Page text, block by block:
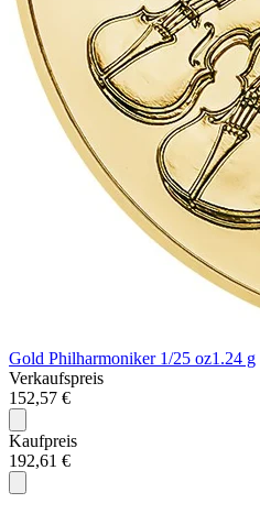
Gold Philharmoniker 1/25 oz1.24 g
Verkaufspreis
152,57 €
Kaufpreis
192,61 €